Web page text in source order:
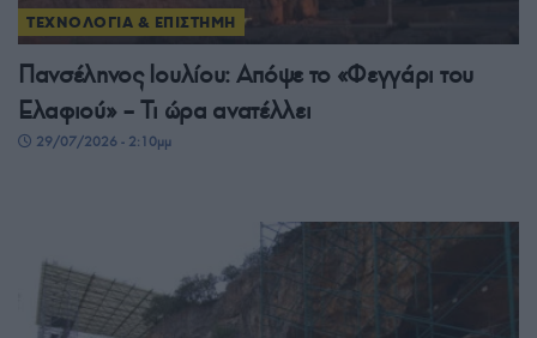
ΤΕΧΝΟΛΟΓΙΑ & ΕΠΙΣΤΗΜΗ
Πανσέληνος Ιουλίου: Απόψε το «Φεγγάρι του
Ελαφιού» – Τι ώρα ανατέλλει
29/07/2026 - 2:10μμ